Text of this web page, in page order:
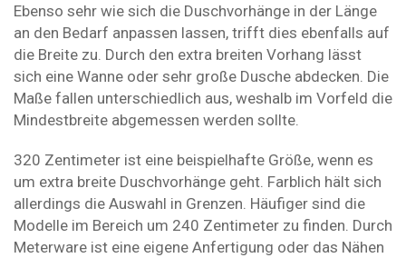
Ebenso sehr wie sich die Duschvorhänge in der Länge
an den Bedarf anpassen lassen, trifft dies ebenfalls auf
die Breite zu. Durch den extra breiten Vorhang lässt
sich eine Wanne oder sehr große Dusche abdecken. Die
Maße fallen unterschiedlich aus, weshalb im Vorfeld die
Mindestbreite abgemessen werden sollte.
320 Zentimeter ist eine beispielhafte Größe, wenn es
um extra breite Duschvorhänge geht. Farblich hält sich
allerdings die Auswahl in Grenzen. Häufiger sind die
Modelle im Bereich um 240 Zentimeter zu finden. Durch
Meterware ist eine eigene Anfertigung oder das Nähen